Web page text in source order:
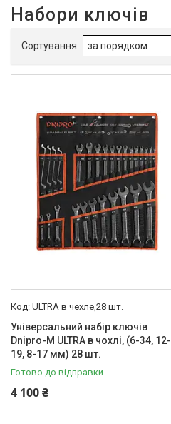
Так 4
Виробник
Товари та послуги
Новини
Статті
Про нас
Відгуки
Доставка та оплата
Набори ключів
ULTRA в чехле,28 шт.
Універсальний набір ключів
Dnipro-M ULTRA в чохлі, (6-34, 12-
19, 8-17 мм) 28 шт.
Готово до відправки
4 100 ₴